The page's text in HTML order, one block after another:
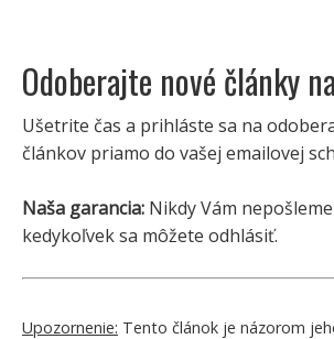
Odoberajte nové články
Ušetrite čas a prihláste sa na
článkov priamo do vašej emailovej
Naša garancia: Nikdy Vám
kedykoľvek sa môžete odhlásiť.
Upozornenie: Tento článok je názorom